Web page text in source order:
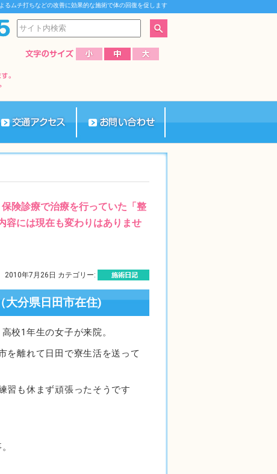
るムチ打ちなどの改善に効果的な施術で体の回復を促します
険診療で治療を行っていた「整
容には現在も変わりはありませ
2010年7月26日 カテゴリー:
大分県日田市在住)
校1年生の女子が来院。
を離れて日田で寮生活を送って
習も休まず頑張ったそうです